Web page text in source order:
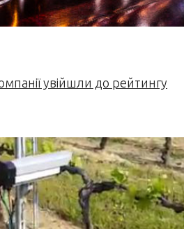
увійшли до рейтингу